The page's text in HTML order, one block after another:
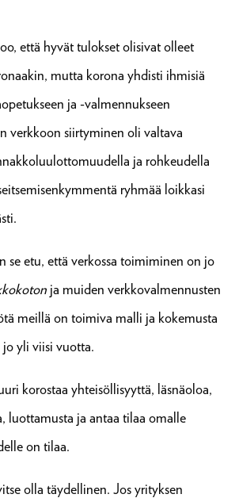
että hyvät tulokset olisivat olleet
mutta korona yhdisti ihmisiä
ja -valmennukseen
verkkoon siirtyminen oli valtava
ja rohkeudella
ryhmää loikkasi
se etu, että verkossa toimiminen on jo
ja muiden verkkovalmennusten
meillä on toimiva malli ja kokemusta
jo yli viisi vuotta.
korostaa yhteisöllisyyttä, läsnäoloa,
luottamusta ja antaa tilaa omalle
on tilaa.
olla täydellinen. Jos yrityksen